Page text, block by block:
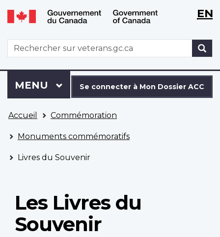
Aller
au
principal
Passer
à
version
HTML
simplifiée
WxT
WxTEN
WxT
Search
form
connecter
à
Dossier
ACC
Se connecter à Mon Dossier ACC
Menu
MENU PRINCIPAL
êtes
ici
Accueil Commémoration
Monuments commémoratifs
Livres du Souvenir
Les Livres du
Souvenir